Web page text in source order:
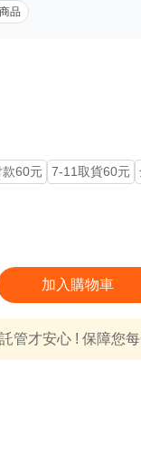
品
60元 7-11取貨60元
加入購物車
管才安心 ! 保障您